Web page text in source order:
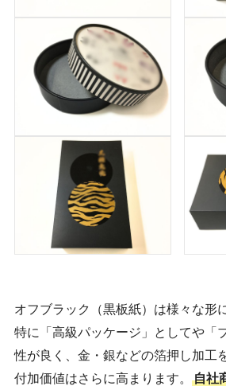
オフブラック（黒板紙）は様々な形
特に「高級パッケージ」としてや「
性が良く、金・銀などの箔押し加工
付加価値はさらに高まります。
自社